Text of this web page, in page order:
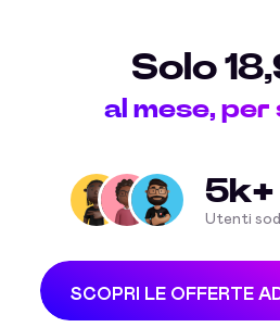
Solo
al mese, per
5k+
Utenti
SCOPRI LE OFFERTE